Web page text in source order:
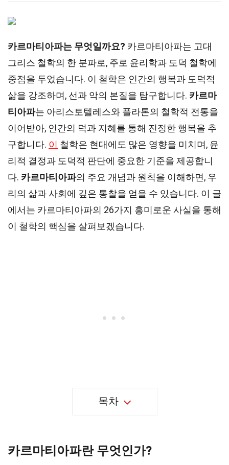
카르마티아파는 무엇일까요? 카르마티아파는 고대
그리스 철학의 한 분파로, 주로 윤리학과 도덕 철학에
중점을 두었습니다. 이 철학은 인간의 행복과 도덕적
삶을 강조하며, 선과 악의 본질을 탐구합니다. 카르마
티아파는 아리스토텔레스와 플라톤의 철학적 전통을
이어받아, 인간의 덕과 지혜를 통해 진정한 행복을 추
구합니다. 이 철학은 현대에도 많은 영향을 미치며, 윤
리적 결정과 도덕적 판단에 중요한 기준을 제공합니
다. 카르마티아파의 주요 개념과 원칙을 이해하면, 우
리의 삶과 사회에 깊은 통찰을 얻을 수 있습니다. 이 글
에서는 카르마티아파의 26가지 흥미로운 사실을 통해
이 철학의 핵심을 살펴보겠습니다.
목차
카르마티아파란 무엇인가?